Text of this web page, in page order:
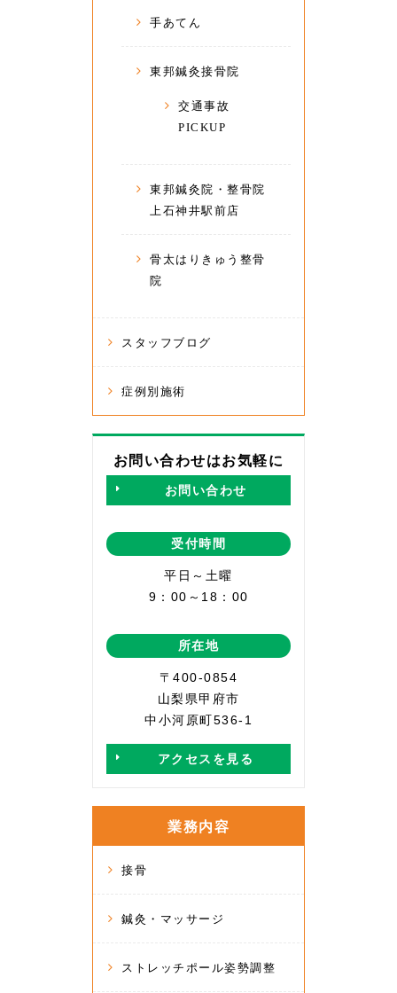
手あてん
東邦鍼灸接骨院
交通事故
PICKUP
東邦鍼灸院・整骨院
上石神井駅前店
骨太はりきゅう整骨
院
スタッフブログ
症例別施術
お問い合わせはお気軽に
お問い合わせ
受付時間
平日～土曜
9：00～18：00
所在地
〒400-0854
山梨県甲府市
中小河原町536-1
アクセスを見る
業務内容
接骨
鍼灸・マッサージ
ストレッチポール姿勢調整